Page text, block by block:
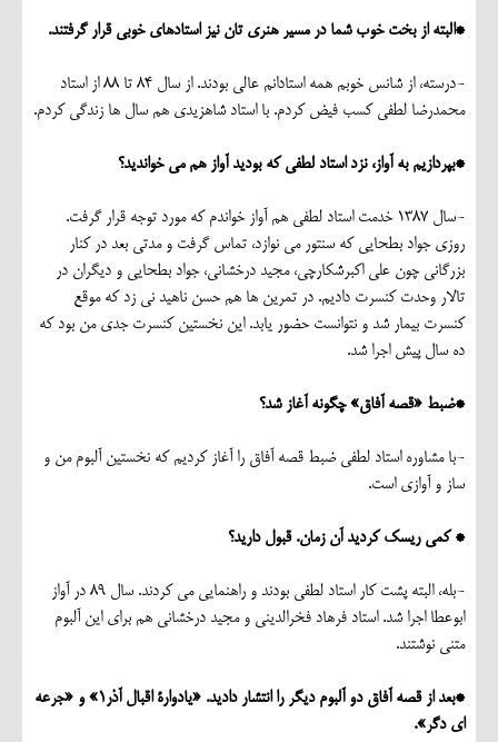
*البته از بخت خوب شما در مسیر هنری تان نیز استادهای خوبی قرار گرفتند.
-درسته، از شانس خوبم همه استادانم عالی بودند. از سال 84 تا 88 از استاد
محمدرضا لطفی کسب فیض کردم. با استاد شاهزیدی هم سال ها زندگی کردم.
*بپردازیم به آواز، نزد استاد لطفی که بودید آواز هم می خواندید؟
-سال 1387 خدمت استاد لطفی هم آواز خواندم که مورد توجه قرار گرفت.
روزی جواد بطحایی که سنتور می نوازد، تماس گرفت و مدتی بعد در کنار
بزرگانی چون علی اکبرشکارچی، مجید درخشانی، جواد بطحایی و دیگران در
تالار وحدت کنسرت دادیم. در تمرین ها هم حسن ناهید نی زد که موقع
کنسرت بیمار شد و نتوانست حضور یابد. این نخستین کنسرت جدی من بود که
ده سال پیش اجرا شد.
*ضبط «قصه آفاق» چگونه آغاز شد؟
-با مشاوره استاد لطفی ضبط قصه آفاق را آغاز کردیم که نخستین آلبوم من و
ساز و آوازی است.
* کمی ریسک کردید آن زمان. قبول دارید؟
-بله، البته پشت کار استاد لطفی بودند و راهنمایی می کردند. سال 89 در آواز
ابوعطا اجرا شد. استاد فرهاد فخرالدینی و مجید درخشانی هم برای این آلبوم
متنی نوشتند.
*بعد از قصه آفاق دو آلبوم دیگر را انتشار دادید. «یادوارۀ اقبال آذر1» و «جرعه
ای دگر».